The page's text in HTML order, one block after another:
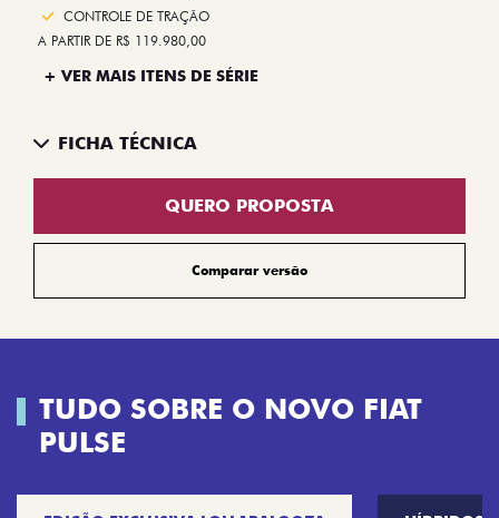
CONTROLE DE TRAÇÃO
A PARTIR DE R$ 119.980,00
+ VER MAIS ITENS DE SÉRIE
FICHA TÉCNICA
QUERO PROPOSTA
Comparar versão
TUDO SOBRE O NOVO FIAT
PULSE